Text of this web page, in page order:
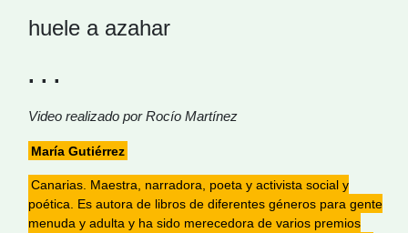
huele a azahar
. . .
Video realizado por Rocío Martínez
María Gutiérrez
Canarias. Maestra, narradora, poeta y activista social y
poética. Es autora de libros de diferentes géneros para gente
menuda y adulta y ha sido merecedora de varios premios